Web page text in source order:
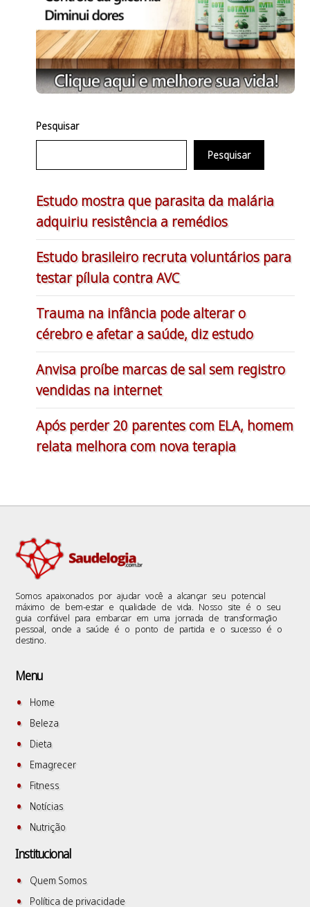
Pesquisar
Pesquisar
Estudo mostra que parasita da malária
adquiriu resistência a remédios
Estudo brasileiro recruta voluntários para
testar pílula contra AVC
Trauma na infância pode alterar o
cérebro e afetar a saúde, diz estudo
Anvisa proíbe marcas de sal sem registro
vendidas na internet
Após perder 20 parentes com ELA, homem
relata melhora com nova terapia
Somos apaixonados por ajudar você a alcançar seu potencial
máximo de bem-estar e qualidade de vida. Nosso site é o seu
guia confiável para embarcar em uma jornada de transformação
pessoal, onde a saúde é o ponto de partida e o sucesso é o
destino.
Menu
Home
Beleza
Dieta
Emagrecer
Fitness
Notícias
Nutrição
Institucional
Quem Somos
Política de privacidade